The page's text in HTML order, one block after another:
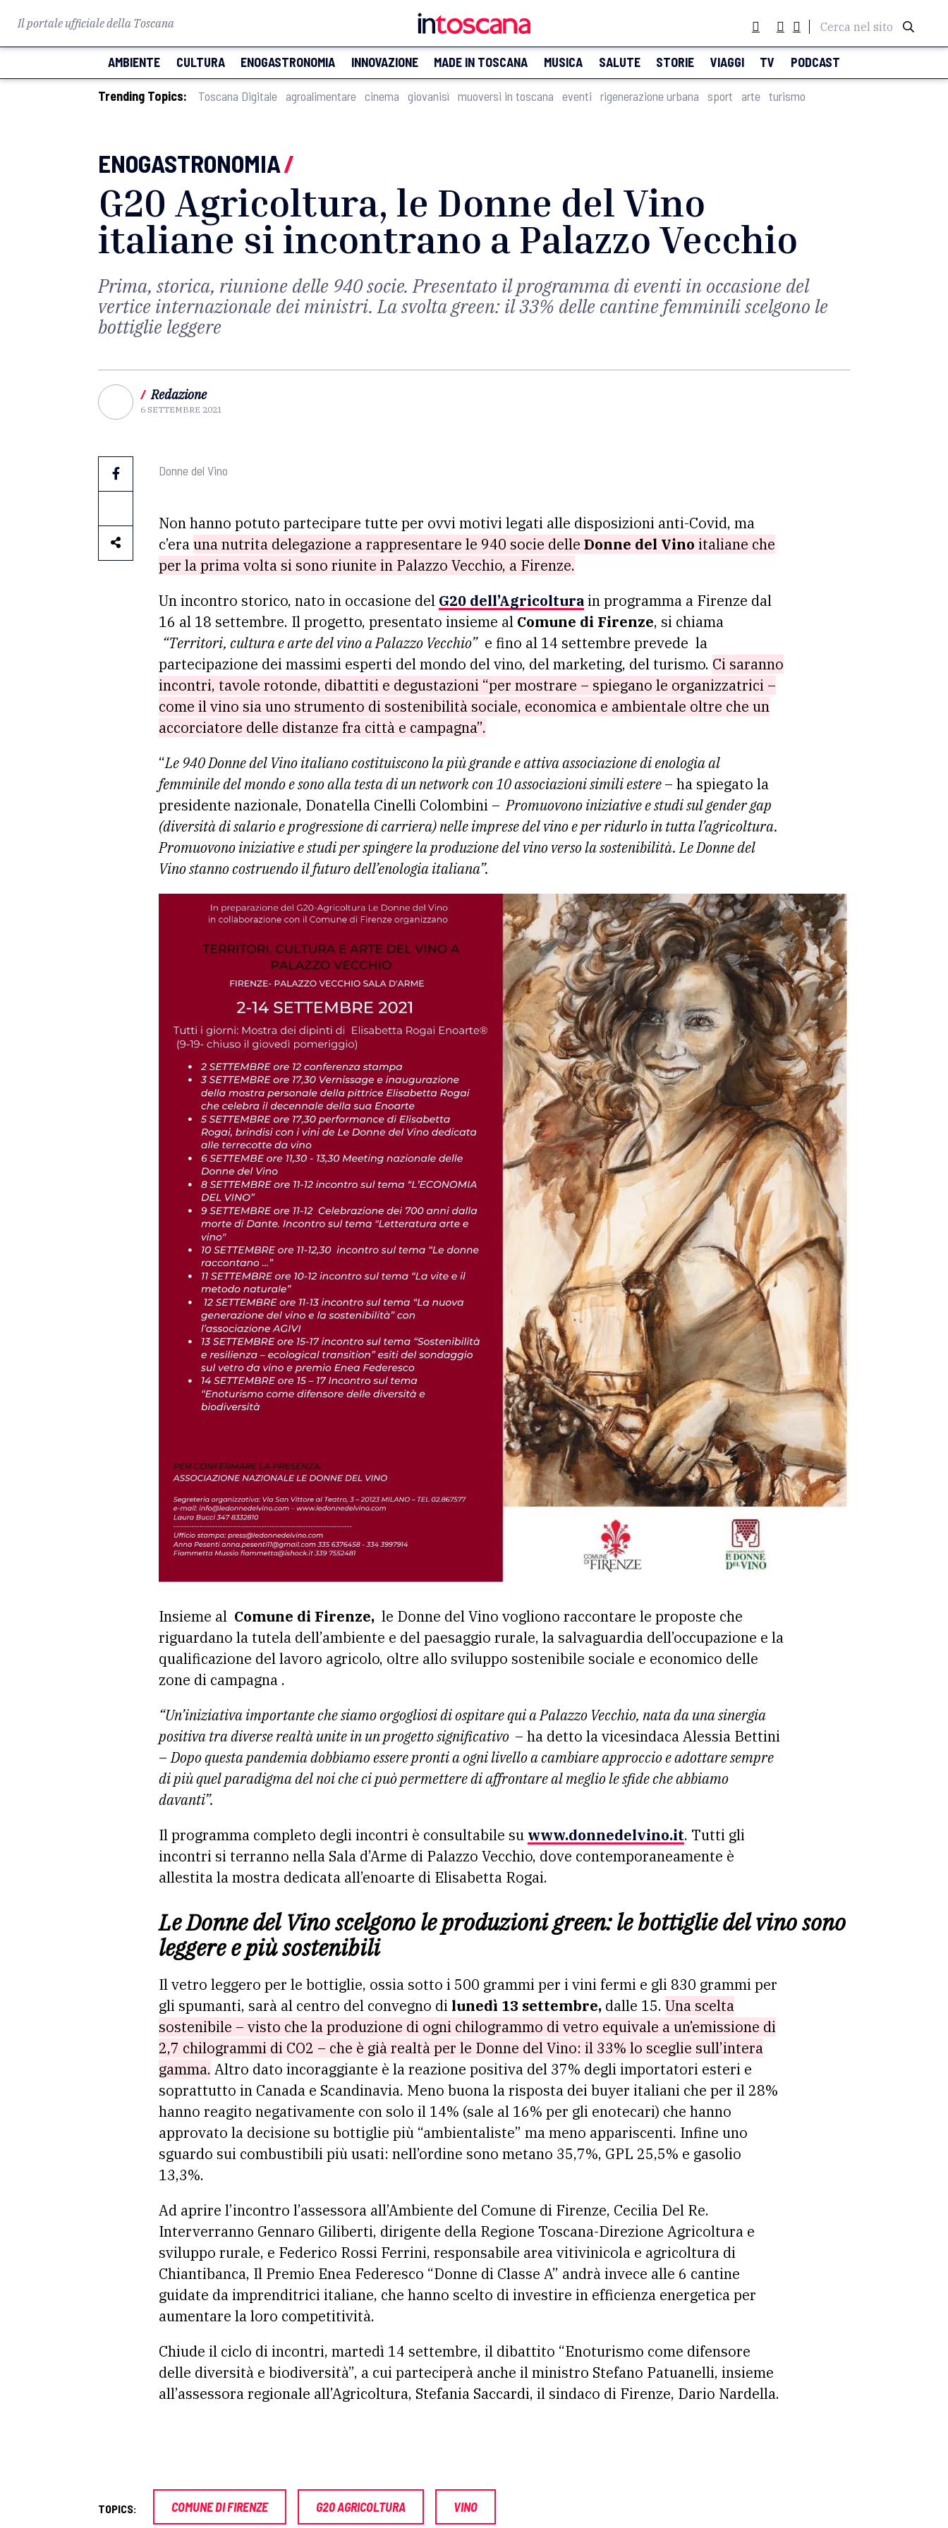
Il portale ufficiale della Toscana Cerca nel sito
AMBIENTE CULTURA ENOGASTRONOMIA INNOVAZIONE MADE IN TOSCANA MUSICA SALUTE STORIE VIAGGI TV PODCAST
Trending Topics: Toscana Digitale agroalimentare cinema giovanisì muoversi in toscana eventi rigenerazione urbana sport arte turismo
ENOGASTRONOMIA/
G20 Agricoltura, le Donne del Vino
italiane si incontrano a Palazzo Vecchio
Prima, storica, riunione delle 940 socie. Presentato il programma di eventi in occasione del
vertice internazionale dei ministri. La svolta green: il 33% delle cantine femminili scelgono le
bottiglie leggere
/ Redazione
6 SETTEMBRE 2021
Donne del Vino
Non hanno potuto partecipare tutte per ovvi motivi legati alle disposizioni anti-Covid, ma
c’erauna nutrita delegazione a rappresentare le 940 socie delle Donne del Vino italiane che
per la prima volta si sono riunite in Palazzo Vecchio, a Firenze.
Un incontro storico, nato in occasione del G20 dell’Agricolturain programma a Firenze dal
16 al 18 settembre. Il progetto, presentato insieme al Comune di Firenze, si chiama
“Territori, cultura e arte del vino a Palazzo Vecchio”e fino al 14 settembre prevede la
partecipazione dei massimi esperti del mondo del vino, del marketing, del turismo. Ci saranno
incontri, tavole rotonde, dibattiti e degustazioni “per mostrare – spiegano le organizzatrici –
come il vino sia uno strumento di sostenibilità sociale, economica e ambientale oltre che un
accorciatore delle distanze fra città e campagna”.
“Le 940 Donne del Vino italiano costituiscono la più grande e attiva associazione di enologia al
femminile del mondo e sono alla testa di un network con 10 associazioni simili estere– ha spiegato la
presidente nazionale, Donatella Cinelli Colombini – Promuovono iniziative e studi sul gender gap
(diversità di salario e progressione di carriera) nelle imprese del vino e per ridurlo in tutta l’agricoltura.
Promuovono iniziative e studi per spingere la produzione del vino verso la sostenibilità. Le Donne del
Vino stanno costruendo il futuro dell’enologia italiana”.
Insieme al Comune di Firenze, le Donne del Vino vogliono raccontare le proposte che
riguardano la tutela dell’ambiente e del paesaggio rurale, la salvaguardia dell’occupazione e la
qualificazione del lavoro agricolo, oltre allo sviluppo sostenibile sociale e economico delle
zone di campagna .
“Un’iniziativa importante che siamo orgogliosi di ospitare qui a Palazzo Vecchio, nata da una sinergia
positiva tra diverse realtà unite in un progetto significativo – ha detto la vicesindaca Alessia Bettini
–Dopo questa pandemia dobbiamo essere pronti a ogni livello a cambiare approccio e adottare sempre
di più quel paradigma del noi che ci può permettere di affrontare al meglio le sfide che abbiamo
davanti”.
Il programma completo degli incontri è consultabile su www.donnedelvino.it. Tutti gli
incontri si terranno nella Sala d’Arme di Palazzo Vecchio, dove contemporaneamente è
allestita la mostra dedicata all’enoarte di Elisabetta Rogai.
Le Donne del Vino scelgono le produzioni green: le bottiglie del vino sono
leggere e più sostenibili
Il vetro leggero per le bottiglie, ossia sotto i 500 grammi per i vini fermi e gli 830 grammi per
gli spumanti, sarà al centro del convegno di lunedì 13 settembre, dalle 15. Una scelta
sostenibile – visto che la produzione di ogni chilogrammo di vetro equivale a un’emissione di
2,7 chilogrammi di CO2 – che è già realtà per le Donne del Vino: il 33% lo sceglie sull’intera
gamma. Altro dato incoraggiante è la reazione positiva del 37% degli importatori esteri e
soprattutto in Canada e Scandinavia. Meno buona la risposta dei buyer italiani che per il 28%
hanno reagito negativamente con solo il 14% (sale al 16% per gli enotecari) che hanno
approvato la decisione su bottiglie più “ambientaliste” ma meno appariscenti. Infine uno
sguardo sui combustibili più usati: nell’ordine sono metano 35,7%, GPL 25,5% e gasolio
13,3%.
Ad aprire l’incontro l’assessora all’Ambiente del Comune di Firenze, Cecilia Del Re.
Interverranno Gennaro Giliberti, dirigente della Regione Toscana-Direzione Agricoltura e
sviluppo rurale, e Federico Rossi Ferrini, responsabile area vitivinicola e agricoltura di
Chiantibanca, Il Premio Enea Federesco “Donne di Classe A” andrà invece alle 6 cantine
guidate da imprenditrici italiane, che hanno scelto di investire in efficienza energetica per
aumentare la loro competitività.
Chiude il ciclo di incontri, martedì 14 settembre, il dibattito “Enoturismo come difensore
delle diversità e biodiversità”, a cui parteciperà anche il ministro Stefano Patuanelli, insieme
all’assessora regionale all’Agricoltura, Stefania Saccardi, il sindaco di Firenze, Dario Nardella.
TOPICS: COMUNE DI FIRENZE G20 AGRICOLTURA VINO